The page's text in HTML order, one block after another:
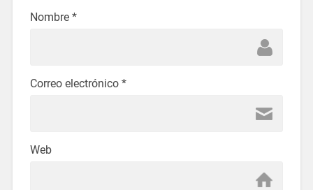
Nombre *
Correo electrónico *
Web